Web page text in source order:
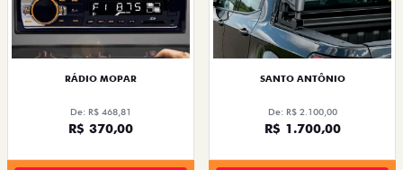
RÁDIO MOPAR
De: R$ 468,81
R$ 370,00
SANTO ANTÔNIO
De: R$ 2.100,00
R$ 1.700,00